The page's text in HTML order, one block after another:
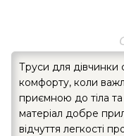
Труси для дівчинки
комфорту, коли
приємною до тіла
матеріал добре
відчуття легкості